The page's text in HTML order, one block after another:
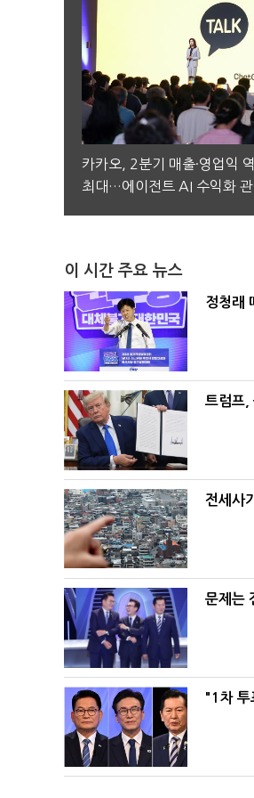
카카오, 2분기 매출·영업익
최대…에이전트 AI 수익화 관
이 시간 주요 뉴스
정청래
트럼프,
전세사
문제는
"1차 투